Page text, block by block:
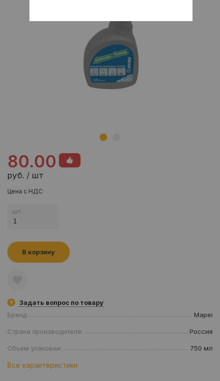
80.00
руб. / шт
Цена с НДС
шт.
В корзину
Задать вопрос по товару
Бренд:
Mapei
Страна производителя: Россия
Объем упаковки: 750 мл
Все характеристики